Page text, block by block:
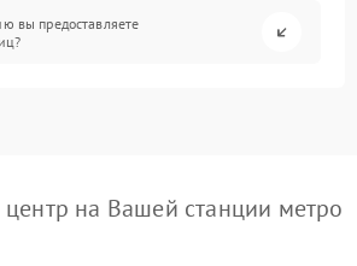
вы предоставляете
на Вашей станции метро